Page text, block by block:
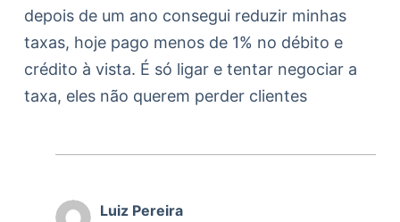
depois de um ano consegui reduzir minhas
taxas, hoje pago menos de 1% no débito e
crédito à vista. É só ligar e tentar negociar a
taxa, eles não querem perder clientes
Luiz Pereira